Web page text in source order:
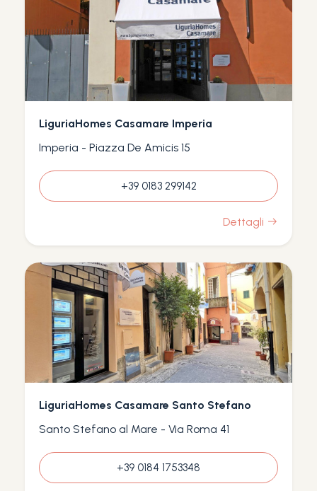
LiguriaHomes Casamare Imperia
Imperia - Piazza De Amicis 15
+39 0183 299142
Dettagli
LiguriaHomes Casamare Santo Stefano
Santo Stefano al Mare - Via Roma 41
+39 0184 1753348